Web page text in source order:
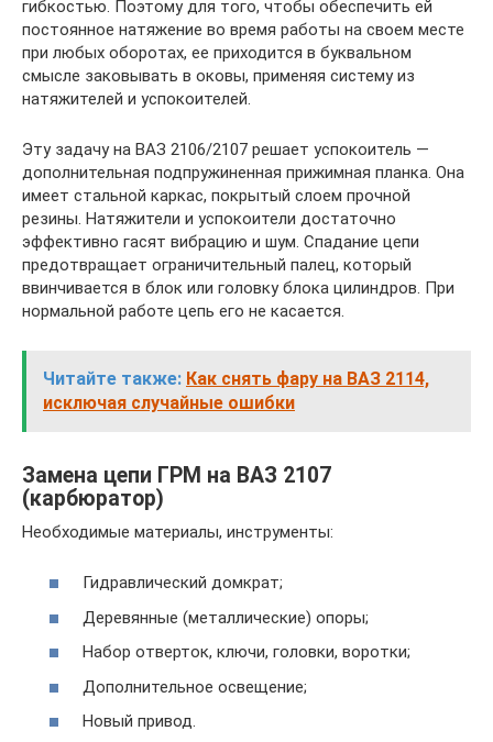
гибкостью. Поэтому для того, чтобы обеспечить ей
постоянное натяжение во время работы на своем месте
при любых оборотах, ее приходится в буквальном
смысле заковывать в оковы, применяя систему из
натяжителей и успокоителей.
Эту задачу на ВАЗ 2106/2107 решает успокоитель —
дополнительная подпружиненная прижимная планка. Она
имеет стальной каркас, покрытый слоем прочной
резины. Натяжители и успокоители достаточно
эффективно гасят вибрацию и шум. Спадание цепи
предотвращает ограничительный палец, который
ввинчивается в блок или головку блока цилиндров. При
нормальной работе цепь его не касается.
Читайте также: Как снять фару на ВАЗ 2114,
исключая случайные ошибки
Замена цепи ГРМ на ВАЗ 2107
(карбюратор)
Необходимые материалы, инструменты:
Гидравлический домкрат;
Деревянные (металлические) опоры;
Набор отверток, ключи, головки, воротки;
Дополнительное освещение;
Новый привод.